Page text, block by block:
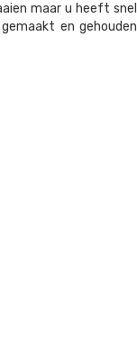
maar u heeft snel
en gehouden